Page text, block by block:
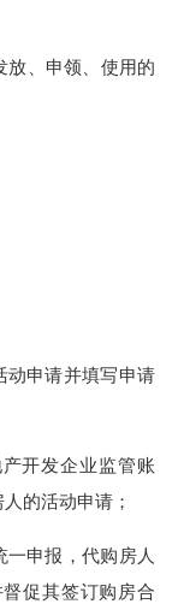
、申领、使用的
申请并填写申请
开发企业监管账
的活动申请；
申报，代购房人
促其签订购房合